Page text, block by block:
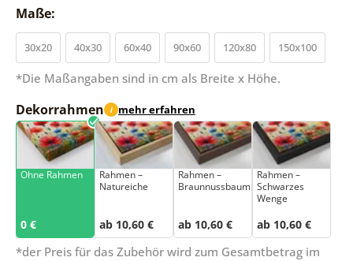
Maße:
30x20 40x30 60x40 90x60 120x80 150x100
*Die Maßangaben sind in cm als Breite x Höhe.
Dekorrahmen i mehr erfahren
Ohne Rahmen
0 €
Rahmen –
Natureiche
ab 10,60 €
Rahmen –
Braunnussbaum
ab 10,60 €
Rahmen –
Schwarzes
Wenge
ab 10,60 €
*der Preis für das Zubehör wird zum Gesamtbetrag im